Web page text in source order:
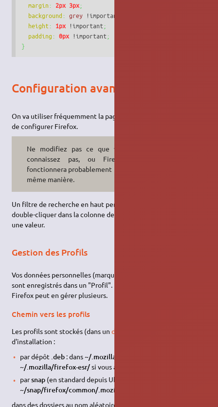
margin: 2px 3px;
background: grey !important
height: 1px !important;
padding: 0px !important;
}
Configuration avancée
On va utiliser fréquemment la page
de configurer Firefox.
Ne modifiez pas ce que vous ne
connaissez pas, ou Firefox ne
fonctionnera probablement pas de la
même manière.
Un filtre de recherche en haut permet de trouver une valeur ;
double-cliquer dans la colonne de droite permet de modifier
une valeur.
Gestion des Profils
Vos données personnelles (marque-pages, mots de passe,…)
sont enregistrés dans un "Profil".
Firefox peut en gérer plusieurs.
Chemin vers les profils
Les profils sont stockés (dans undossier caché
d'installation :
par dépôt .deb: dans~/.mozilla/firefox/
~/.mozilla/firefox-esr/si vous avez installé la version ESR
parsnap(en standard depuis Ubuntu 22.04) : dans
~/snap/firefox/common/.mozilla/firefox/
dans des dossiers au nom aléatoire (sous la forme